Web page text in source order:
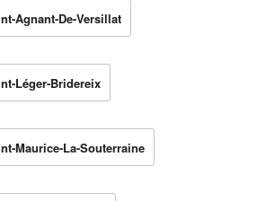
Agnant-De-Versillat
Léger-Bridereix
Maurice-La-Souterraine